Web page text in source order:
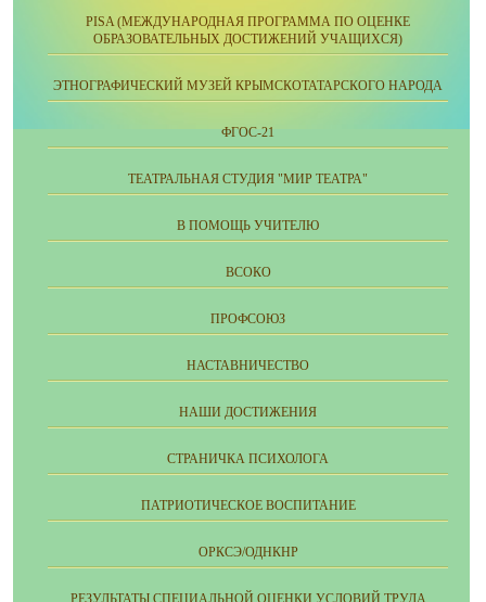
PISA (МЕЖДУНАРОДНАЯ ПРОГРАММА ПО ОЦЕНКЕ
ОБРАЗОВАТЕЛЬНЫХ ДОСТИЖЕНИЙ УЧАЩИХСЯ)
ЭТНОГРАФИЧЕСКИЙ МУЗЕЙ КРЫМСКОТАТАРСКОГО НАРОДА
ФГОС-21
ТЕАТРАЛЬНАЯ СТУДИЯ "МИР ТЕАТРА"
В ПОМОЩЬ УЧИТЕЛЮ
ВСОКО
ПРОФСОЮЗ
НАСТАВНИЧЕСТВО
НАШИ ДОСТИЖЕНИЯ
СТРАНИЧКА ПСИХОЛОГА
ПАТРИОТИЧЕСКОЕ ВОСПИТАНИЕ
ОРКСЭ/ОДНКНР
РЕЗУЛЬТАТЫ СПЕЦИАЛЬНОЙ ОЦЕНКИ УСЛОВИЙ ТРУДА